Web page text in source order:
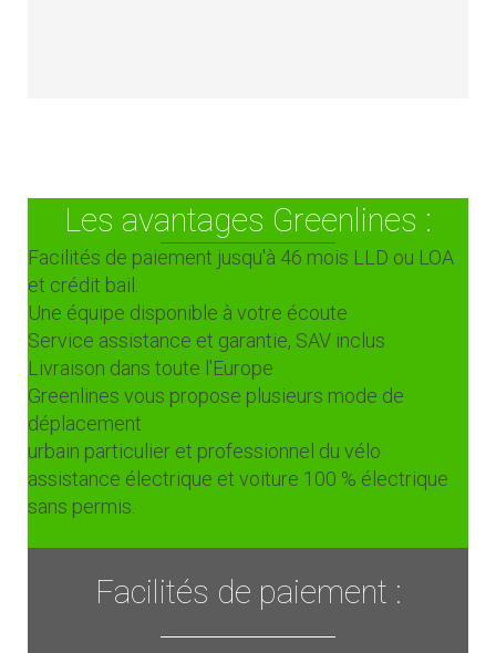
Les avantages Greenlines :
Facilités de paiement jusqu'à 46 mois LLD ou LOA
et crédit bail.
Une équipe disponible à votre écoute
Service assistance et garantie, SAV inclus
Livraison dans toute l'Europe
Greenlines vous propose plusieurs mode de
déplacement
urbain particulier et professionnel du vélo
assistance électrique et voiture 100 % électrique
sans permis.
Facilités de paiement :